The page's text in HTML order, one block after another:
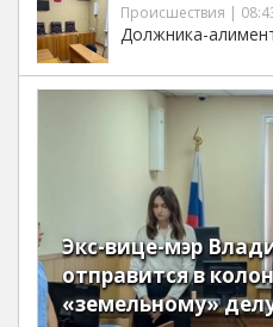
Происшествия |
Должника-
Экс-вице-мэр
отправится в
«земельному»